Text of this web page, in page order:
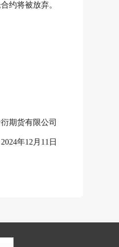
约将被放弃。
期货有限公司
2024年12月11日